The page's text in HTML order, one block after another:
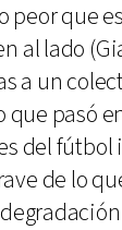
peor que
al lado
a un
que pasó
del
de lo